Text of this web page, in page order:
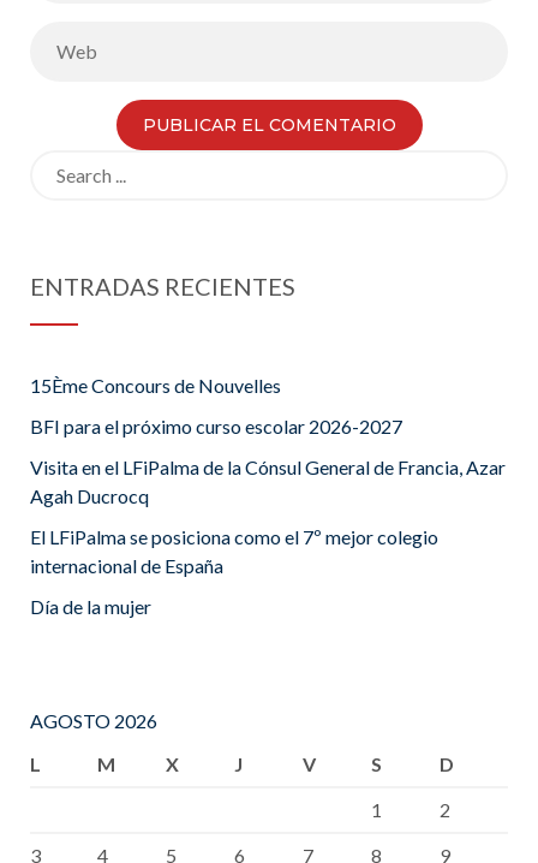
ENTRADAS RECIENTES
15Ème Concours de Nouvelles
BFI para el próximo curso escolar 2026-2027
Visita en el LFiPalma de la Cónsul General de Francia, Azar
Agah Ducrocq
El LFiPalma se posiciona como el 7º mejor colegio
internacional de España
Día de la mujer
AGOSTO 2026
L
M X J V S
D
1
2
3
4 5 6 7 8 9